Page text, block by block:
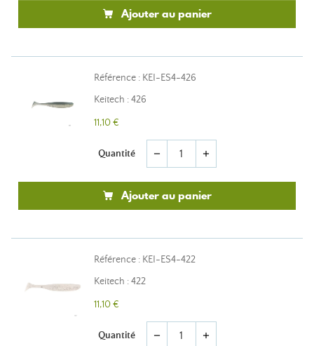
Ajouter au panier
Référence : KEI-ES4-426
Keitech : 426
11,10 €
Quantité remove add
Ajouter au panier
Référence : KEI-ES4-422
Keitech : 422
11,10 €
Quantité remove add